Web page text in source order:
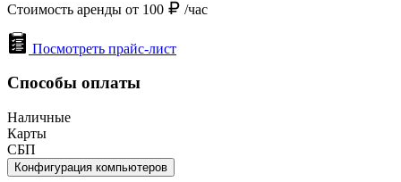
Стоимость аренды от 100 /час
Посмотреть прайс-лист
Способы оплаты
Наличные
Карты
СБП
Конфигурация компьютеров